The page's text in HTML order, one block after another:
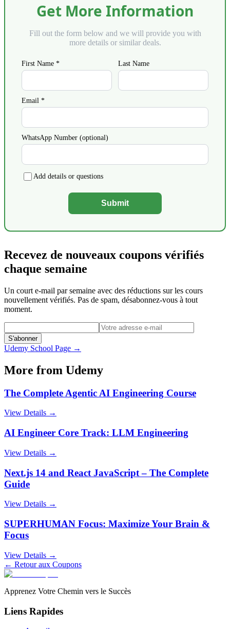
Get More Information
Fill out the form below and we will provide you with
more details or similar deals.
First Name * Last Name
Email *
WhatsApp Number (optional)
Add details or questions
Submit
Recevez de nouveaux coupons vérifiés
chaque semaine
Un court e-mail par semaine avec des réductions sur les cours
nouvellement vérifiés. Pas de spam, désabonnez-vous à tout
moment.
S'abonner
Udemy School Page →
More from Udemy
The Complete Agentic AI Engineering Course
View Details →
AI Engineer Core Track: LLM Engineering
View Details →
Next.js 14 and React JavaScript – The Complete
Guide
View Details →
SUPERHUMAN Focus: Maximize Your Brain &
Focus
View Details →
← Retour aux Coupons
Apprenez Votre Chemin vers le Succès
Liens Rapides